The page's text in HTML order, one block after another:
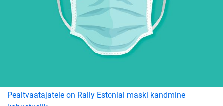
Pealtvaatajatele on Rally Estonial maski kandmine